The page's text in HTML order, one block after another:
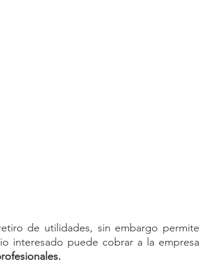
de utilidades, sin embargo permite